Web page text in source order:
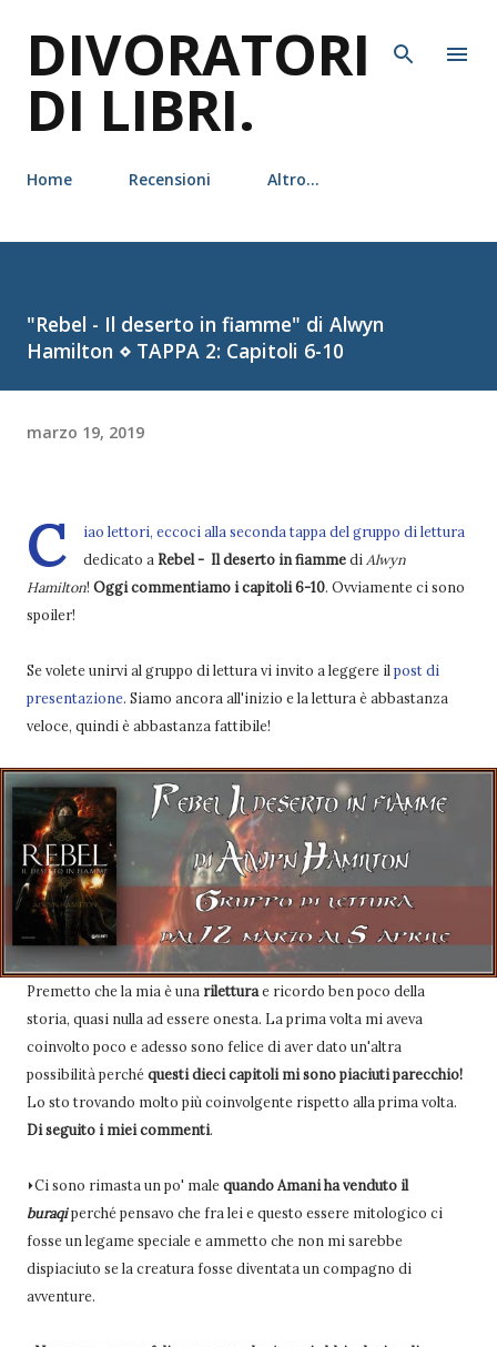
DIVORATORI
DI LIBRI.
Home Recensioni Altro…
"Rebel - Il deserto in fiamme" di Alwyn
Hamilton ⋄ TAPPA 2: Capitoli 6-10
marzo 19, 2019
C
iao lettori, eccoci alla seconda tappa del gruppo di lettura
dedicato a Rebel - Il deserto in fiammedi Alwyn
Hamilton! Oggi commentiamo i capitoli 6-10. Ovviamente ci sono
spoiler!
Se volete unirvi al gruppo di lettura vi invito a leggere il post di
presentazione. Siamo ancora all'inizio e la lettura è abbastanza
veloce, quindi è abbastanza fattibile!
Premetto che la mia è una riletturae ricordo ben poco della
storia, quasi nulla ad essere onesta. La prima volta mi aveva
coinvolto poco e adesso sono felice di aver dato un'altra
possibilità perchéquesti dieci capitoli mi sono piaciuti parecchio!
Lo sto trovando molto più coinvolgente rispetto alla prima volta.
Di seguito i miei commenti.
⏵Ci sono rimasta un po' malequando Amani ha venduto il
buraqiperché pensavo che fra lei e questo essere mitologico ci
fosse un legame speciale e ammetto che non mi sarebbe
dispiaciuto se la creatura fosse diventata un compagno di
avventure.